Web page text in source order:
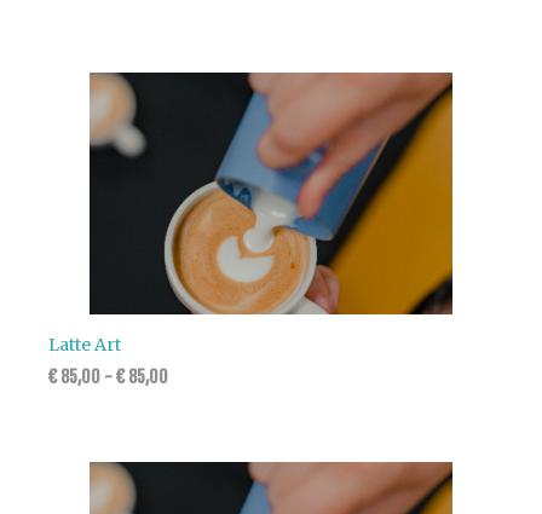
Latte Art
€85,00 -€85,00